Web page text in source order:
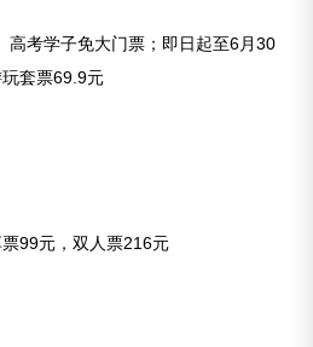
高考学子免大门票；即日起至6月30
套票69.9元
99元，双人票216元